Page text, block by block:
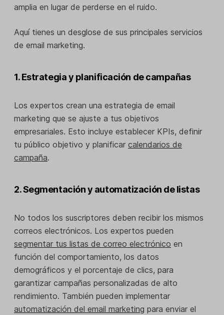
amplia en lugar de perderse en el ruido.
Aquí tienes un desglose de sus principales servicios
de email marketing.
1. Estrategia y planificación de campañas
Los expertos crean una estrategia de email
marketing que se ajuste a tus objetivos
empresariales. Esto incluye establecer KPIs, definir
tu público objetivo y planificar calendarios de
campaña.
2. Segmentación y automatización de listas
No todos los suscriptores deben recibir los mismos
correos electrónicos. Los expertos pueden
segmentar tus listas de correo electrónico en
función del comportamiento, los datos
demográficos y el porcentaje de clics, para
garantizar campañas personalizadas de alto
rendimiento. También pueden implementar
automatización del email marketing para enviar el